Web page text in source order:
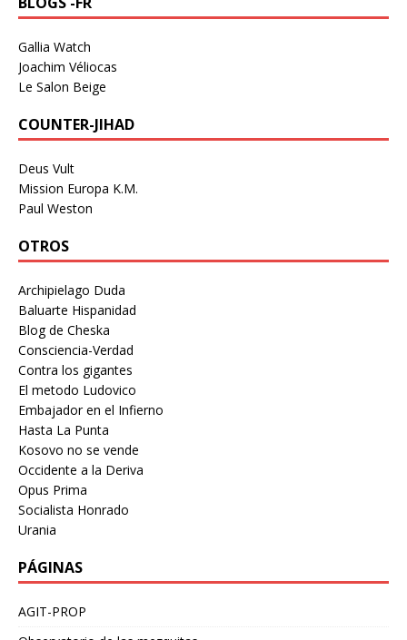
Gallia Watch
Joachim Véliocas
Le Salon Beige
COUNTER-JIHAD
Deus Vult
Mission Europa K.M.
Paul Weston
OTROS
Archipielago Duda
Baluarte Hispanidad
Blog de Cheska
Consciencia-Verdad
Contra los gigantes
El metodo Ludovico
Embajador en el Infierno
Hasta La Punta
Kosovo no se vende
Occidente a la Deriva
Opus Prima
Socialista Honrado
Urania
PÁGINAS
AGIT-PROP